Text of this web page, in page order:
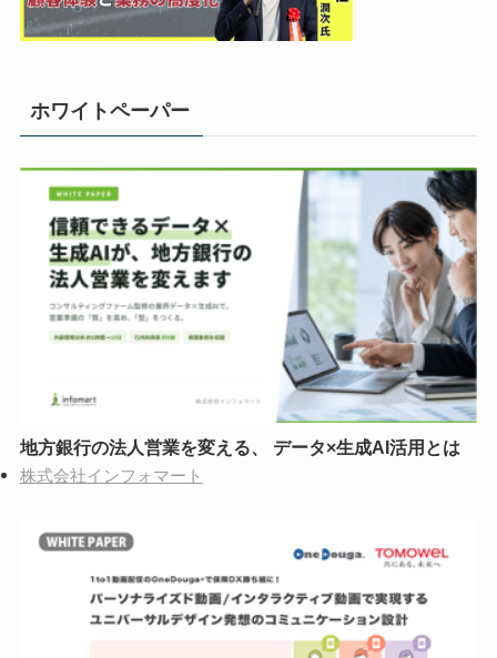
ホワイトペーパー
地方銀行の法人営業を変える、 データ×生成AI活用とは
株式会社インフォマート